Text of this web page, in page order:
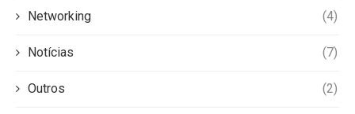
Networking (4)
Notícias (7)
Outros (2)